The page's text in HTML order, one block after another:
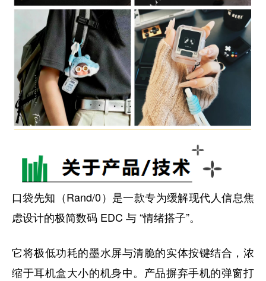
口袋先知（Rand/0）是一款专为缓解现代人信息焦
虑设计的极简数码 EDC 与 “情绪搭子”。
它将极低功耗的墨水屏与清脆的实体按键结合，浓
缩于耳机盒大小的机身中。产品摒弃手机的弹窗打